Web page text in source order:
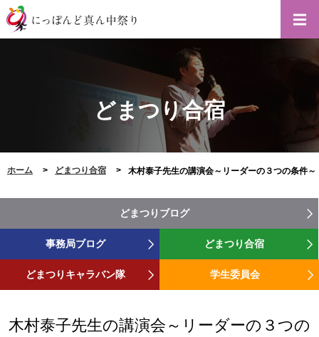
どまつり合宿
ホーム どまつり合宿 木村泰子先生の講演会～リーダーの３つの条件～
どまつりブログ
事務局ブログ どまつり合宿
どまつりキャラバン隊 学生委員会
木村泰子先生の講演会～リーダーの３つの